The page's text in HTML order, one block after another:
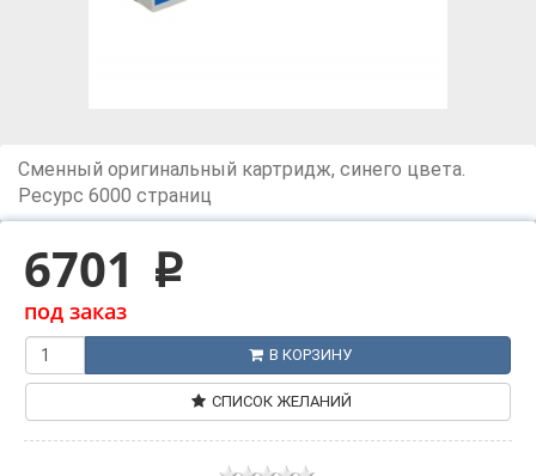
Сменный оригинальный картридж, синего цвета.
Ресурс 6000 страниц
6701 p
под заказ
В КОРЗИНУ
СПИСОК ЖЕЛАНИЙ